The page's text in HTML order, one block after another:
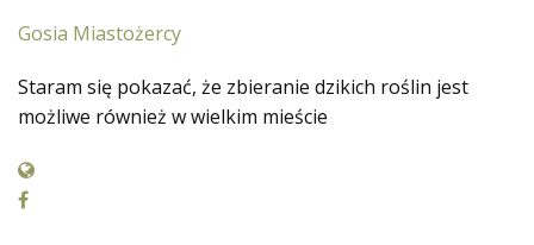
Gosia Miastożercy
Staram się pokazać, że zbieranie dzikich roślin jest
możliwe również w wielkim mieście